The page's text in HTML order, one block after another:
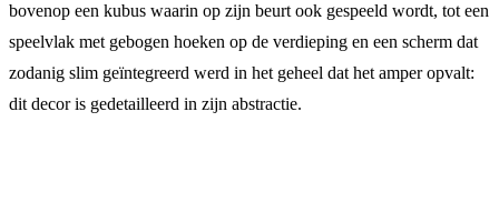
bovenop een kubus waarin op zijn beurt ook gespeeld wordt, tot een
speelvlak met gebogen hoeken op de verdieping en een scherm dat
zodanig slim geïntegreerd werd in het geheel dat het amper opvalt:
dit decor is gedetailleerd in zijn abstractie.